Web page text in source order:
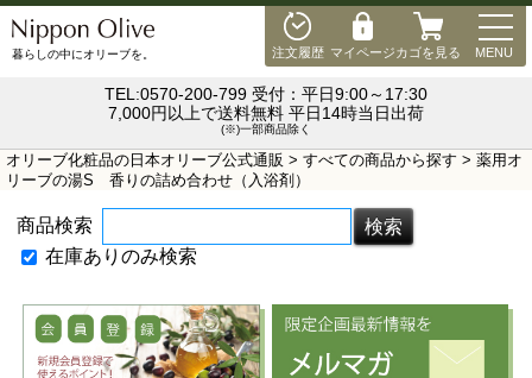
注文履歴 マイページカゴを見る MENU
暮らしの中にオリーブを。
TEL:0570-200-799 受付：平日9:00～17:30
7,000円以上で送料無料 平日14時当日出荷
(※)一部商品除く
オリーブ化粧品の日本オリーブ公式通販 > すべての商品から探す > 薬用オ
リーブの湯S 香りの詰め合わせ（入浴剤）
商品検索
在庫ありのみ検索